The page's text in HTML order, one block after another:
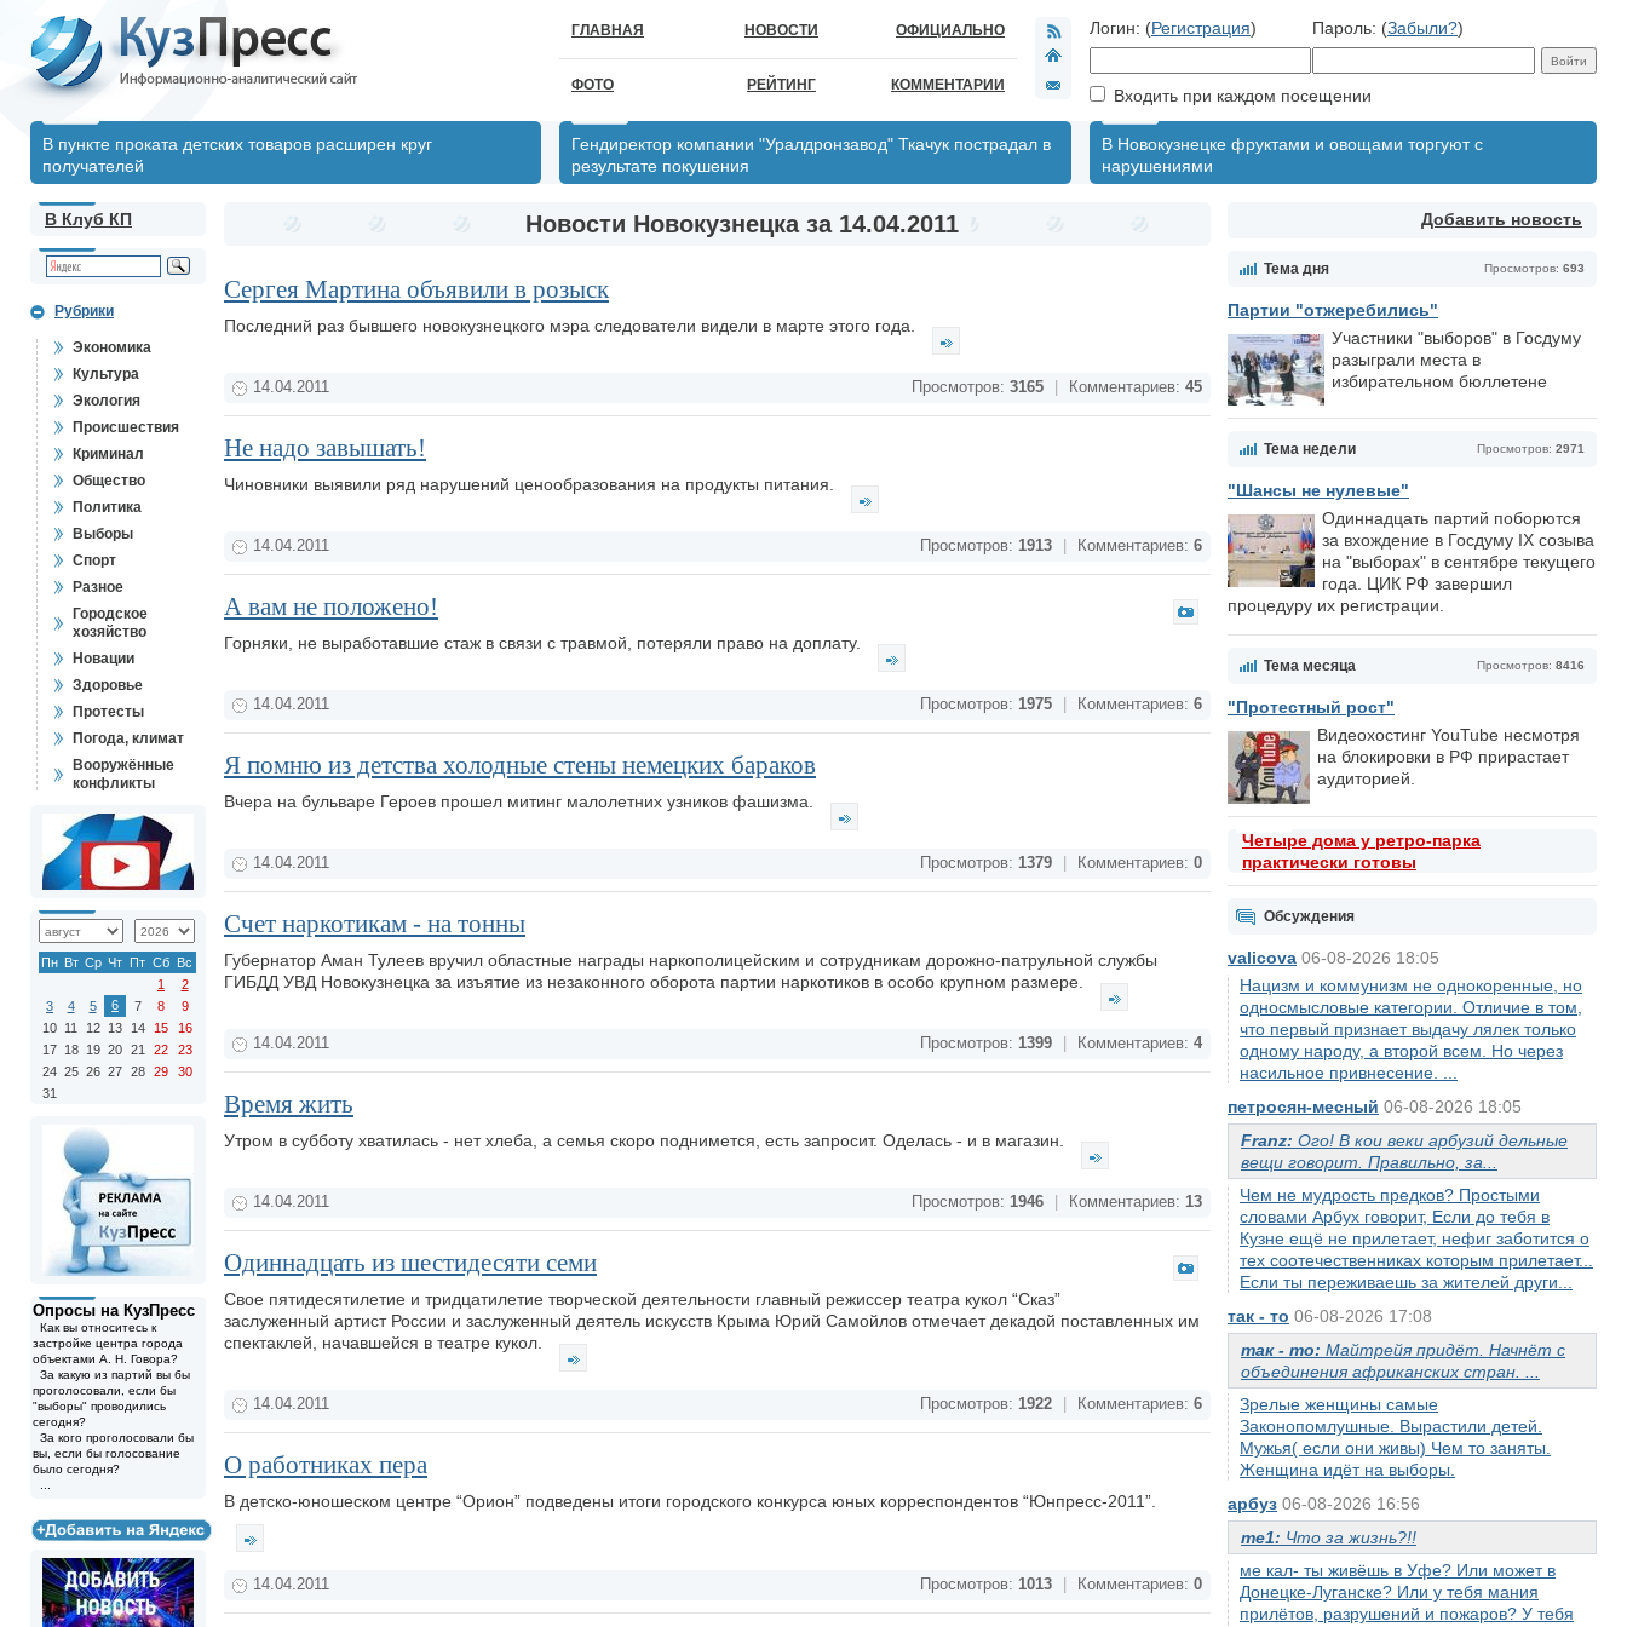
ГЛАВНАЯ НОВОСТИ ОФИЦИАЛЬНО
ФОТО РЕЙТИНГ КОММЕНТАРИИ
Логин: (Регистрация) Пароль: (Забыли?)
Входить при каждом посещении
В пункте проката детских товаров расширен круг
получателей
Гендиректор компании "Уралдронзавод" Ткачук пострадал в
результате покушения
В Новокузнецке фруктами и овощами торгуют с
нарушениями
Добавить новость
Просмотров: 693
Тема дня
Партии "отжеребились"
Участники "выборов" в Госдуму
разыграли места в
избирательном бюллетене
Просмотров: 2971
Тема недели
"Шансы не нулевые"
Одиннадцать партий поборются
за вхождение в Госдуму IX созыва
на "выборах" в сентябре текущего
года. ЦИК РФ завершил
процедуру их регистрации.
Просмотров: 8416
Тема месяца
"Протестный рост"
Видеохостинг YouTube несмотря
на блокировки в РФ прирастает
аудиторией.
Четыре дома у ретро-парка
практически готовы
Обсуждения
valicova 06-08-2026 18:05
Нацизм и коммунизм не однокоренные, но
односмысловые категории. Отличие в том,
что первый признает выдачу лялек только
одному народу, а второй всем. Но через
насильное привнесение. ...
петросян-месный 06-08-2026 18:05
Franz: Ого! В кои веки арбузий дельные
вещи говорит. Правильно, за...
Чем не мудрость предков? Простыми
словами Арбух говорит, Если до тебя в
Кузне ещё не прилетает, нефиг заботится о
тех соотечественниках которым прилетает...
Если ты переживаешь за жителей други...
так - то 06-08-2026 17:08
так - то: Майтрейя придёт. Начнёт с
объединения африканских стран. ...
Зрелые женщины самые
Законопомлушные. Вырастили детей.
Мужья( если они живы) Чем то заняты.
Женщина идёт на выборы.
арбуз 06-08-2026 16:56
me1: Что за жизнь?!!
ме кал- ты живёшь в Уфе? Или может в
Донецке-Луганске? Или у тебя мания
прилётов, разрушений и пожаров? У тебя
В Клуб КП
Рубрики
Экономика
Культура
Экология
Происшествия
Криминал
Общество
Политика
Выборы
Спорт
Разное
Городское
хозяйство
Новации
Здоровье
Протесты
Погода, климат
Вооружённые
конфликты
Пн Вт Ср Чт Пт Сб Вс
1
2
3
4 5 6 7 8
9
10 11 12 13 14 15
16
17 18 19 20 21 22
23
24 25 26 27 28 29
30
31
Опросы на КузПресс
Как вы относитесь к
застройке центра города
объектами А. Н. Говора?
За какую из партий вы бы
проголосовали, если бы
"выборы" проводились
сегодня?
За кого проголосовали бы
вы, если бы голосование
было сегодня?
Новости Новокузнецка за 14.04.2011
Сергея Мартина объявили в розыск
Последний раз бывшего новокузнецкого мэра следователи видели в марте этого года.
14.04.2011 Просмотров: 3165 Комментариев: 45
Не надо завышать!
Чиновники выявили ряд нарушений ценообразования на продукты питания.
14.04.2011 Просмотров: 1913 Комментариев: 6
А вам не положено!
Горняки, не выработавшие стаж в связи с травмой, потеряли право на доплату.
14.04.2011 Просмотров: 1975 Комментариев: 6
Я помню из детства холодные стены немецких бараков
Вчера на бульваре Героев прошел митинг малолетних узников фашизма.
14.04.2011 Просмотров: 1379 Комментариев: 0
Счет наркотикам - на тонны
Губернатор Аман Тулеев вручил областные награды наркополицейским и сотрудникам дорожно-патрульной службы
ГИБДД УВД Новокузнецка за изъятие из незаконного оборота партии наркотиков в особо крупном размере.
14.04.2011 Просмотров: 1399 Комментариев: 4
Время жить
Утром в субботу хватилась - нет хлеба, а семья скоро поднимется, есть запросит. Оделась - и в магазин.
14.04.2011 Просмотров: 1946 Комментариев: 13
Одиннадцать из шестидесяти семи
Свое пятидесятилетие и тридцатилетие творческой деятельности главный режиссер театра кукол “Сказ”
заслуженный артист России и заслуженный деятель искусств Крыма Юрий Самойлов отмечает декадой поставленных им
спектаклей, начавшейся в театре кукол.
14.04.2011 Просмотров: 1922 Комментариев: 6
О работниках пера
В детско-юношеском центре “Орион” подведены итоги городского конкурса юных корреспондентов “Юнпресс-2011”.
14.04.2011 Просмотров: 1013 Комментариев: 0